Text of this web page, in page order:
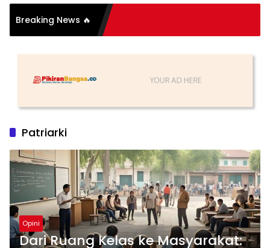
Breaking News 🔥
Organisasi: Antara
Substansi
Patriarki
Opini
Dari Ruang Kelas ke Masyarakat: